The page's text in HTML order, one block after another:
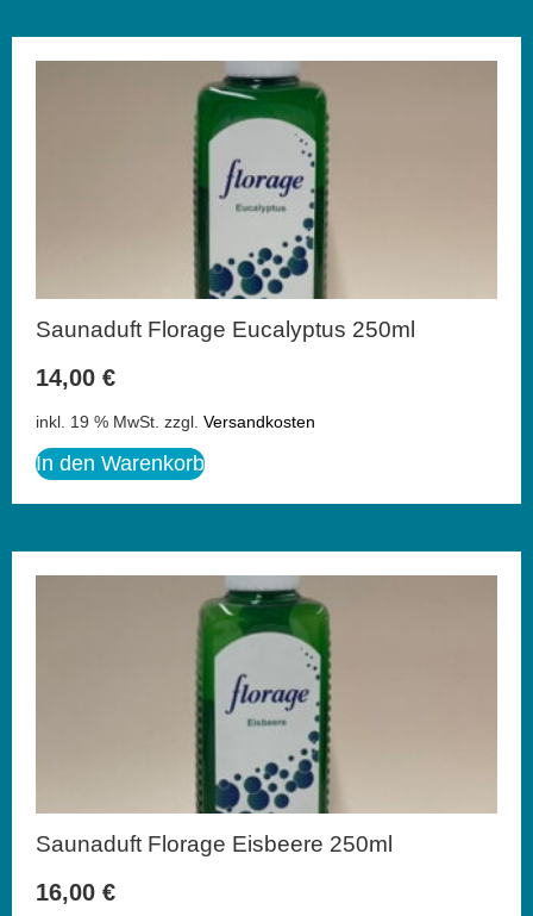
Saunaduft Florage Eucalyptus 250ml
14,00 €
inkl. 19 % MwSt. zzgl. Versandkosten
In den Warenkorb
Saunaduft Florage Eisbeere 250ml
16,00 €